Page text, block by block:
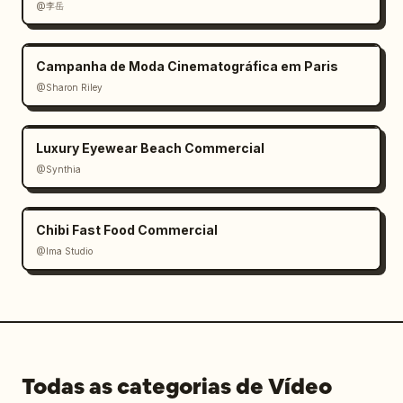
— concreto da entrada de veículos
reflexiva.
ao redor da casa.
A casa agora está quase completa.
Luzes internas quentes acendem-se cômodo por
cômodo.
cinematográfico suave.
@李岳
Campanha de Moda Cinematográfica em Paris
@Sharon Riley
Luxury Eyewear Beach Commercial
@Synthia
Chibi Fast Food Commercial
@Ima Studio
Todas as categorias de Vídeo